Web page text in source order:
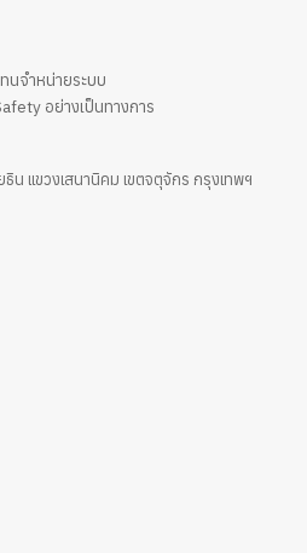
นจำหน่ายระบบ
อย่างเป็นทางการ
น แขวงเสนานิคม เขตจตุจักร กรุงเทพฯ